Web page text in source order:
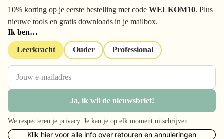
10% korting op je eerste bestelling met code WELKOM10. Plus
nieuwe tools en gratis downloads in je mailbox.
Ik ben…
Leerkracht Ouder Professional
Ja, ik wil de nieuwsbrief!
We respecteren je privacy. Je kan je op elk moment uitschrijven.
Klik hier voor alle info over retouren en annuleringen
Algemene voorwaarden
Verzendbeleid
Contactgegevens
Wettelijke kennisgeving
Terugbetalingsbeleid